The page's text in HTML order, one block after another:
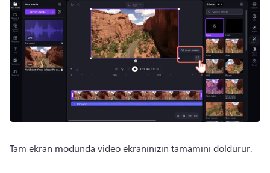
Tam ekran modunda video ekranınızın tamamını doldurur.